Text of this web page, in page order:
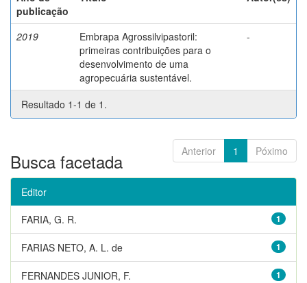
publicação
2019
Embrapa Agrossilvipastoril:
primeiras contribuições para o
desenvolvimento de uma
agropecuária sustentável.
-
Resultado 1-1 de 1.
Anterior 1 Póximo
Busca facetada
Editor
1
FARIA, G. R.
1
FARIAS NETO, A. L. de
1
FERNANDES JUNIOR, F.